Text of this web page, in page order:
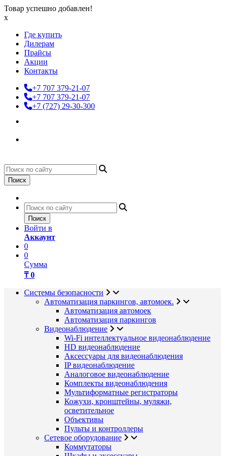
Товар успешно добавлен!
x
Где купить
Дилерам
Прайсы
Акции
Контакты
+7 707 379-21-07
+7 707 379-21-07
+7 (727) 29-30-300
Поиск
Поиск
Войти в
Аккаунт
0
0
Сумма
₸ 0
Системы безопасности
Автоматизация паркингов, автомоек.
Автоматизация автомоек
Автоматизация паркингов
Видеонаблюдение
Wi-Fi интеллектуальное видеонаблюдение
HD видеонаблюдение
Аксессуары для видеонаблюдения
IP видеонаблюдение
Аналоговое видеонаблюдение
Комплекты видеонаблюдения
Мультиформатные регистраторы
Кожухи, кронштейны, муляжи,
осветительное
Объективы
Пульты и контроллеры
Сетевое оборудование
Коммутаторы